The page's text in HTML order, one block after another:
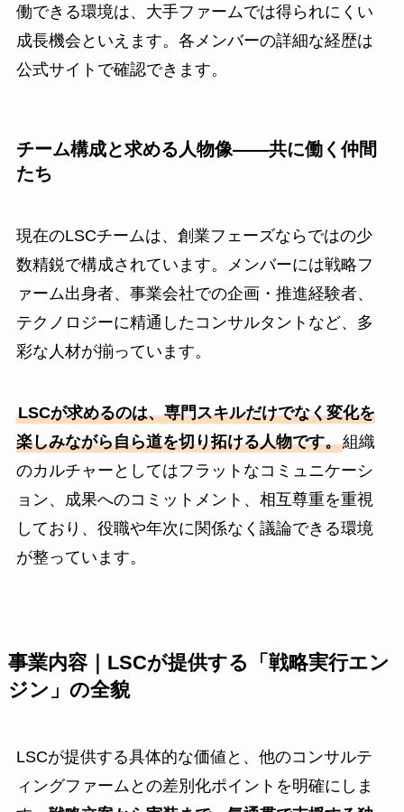
働できる環境は、大手ファームでは得られにくい
成長機会といえます。各メンバーの詳細な経歴は
公式サイトで確認できます。
チーム構成と求める人物像——共に働く仲間
たち
現在のLSCチームは、創業フェーズならではの少
数精鋭で構成されています。メンバーには戦略フ
ァーム出身者、事業会社での企画・推進経験者、
テクノロジーに精通したコンサルタントなど、多
彩な人材が揃っています。
LSCが求めるのは、専門スキルだけでなく変化を
楽しみながら自ら道を切り拓ける人物です。組織
のカルチャーとしてはフラットなコミュニケーシ
ョン、成果へのコミットメント、相互尊重を重視
しており、役職や年次に関係なく議論できる環境
が整っています。
事業内容｜LSCが提供する「戦略実行エン
ジン」の全貌
LSCが提供する具体的な価値と、他のコンサルテ
ィングファームとの差別化ポイントを明確にしま